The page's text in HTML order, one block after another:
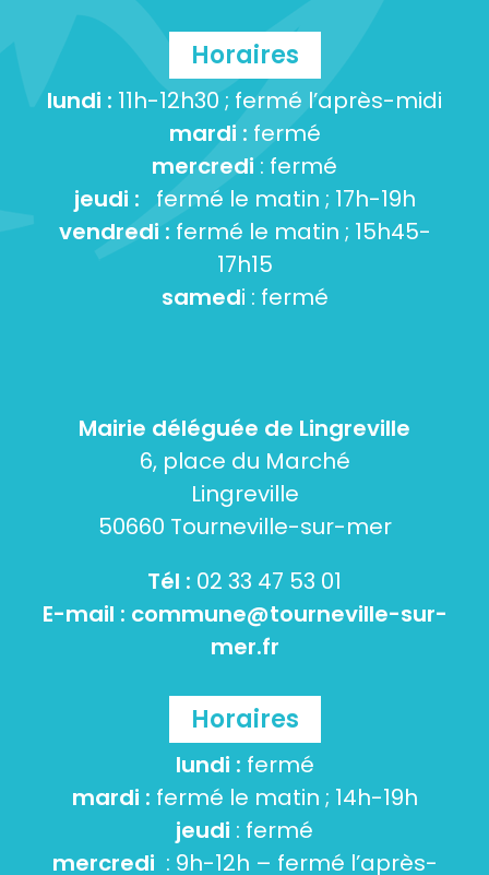
Horaires
lundi : 11h-12h30 ; fermé l’après-midi
mardi : fermé
mercredi : fermé
jeudi : fermé le matin ; 17h-19h
vendredi : fermé le matin ; 15h45-
17h15
samedi : fermé
Mairie déléguée de Lingreville
6, place du Marché
Lingreville
50660 Tourneville-sur-mer
Tél : 02 33 47 53 01
E-mail : commune@tourneville-sur-
mer.fr
Horaires
lundi : fermé
mardi : fermé le matin ; 14h-19h
jeudi : fermé
mercredi : 9h-12h – fermé l’après-